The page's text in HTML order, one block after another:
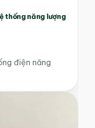
thống năng lượng
điện năng